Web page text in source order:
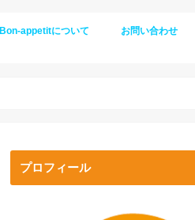
Bon-appetitについて お問い合わせ
プロフィール